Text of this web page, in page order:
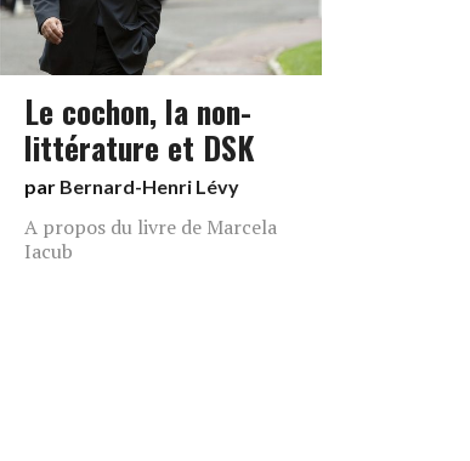
Le cochon, la non-
littérature et DSK
par Bernard-Henri Lévy
A propos du livre de Marcela
Iacub